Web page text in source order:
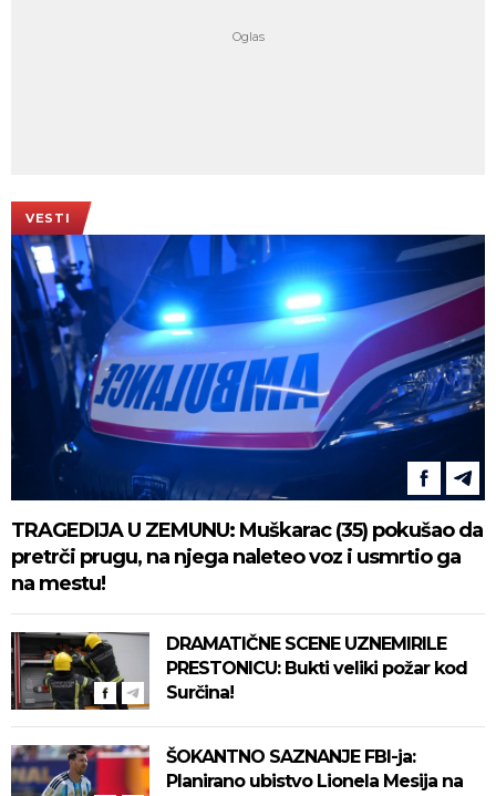
VESTI
TRAGEDIJA U ZEMUNU: Muškarac (35) pokušao da
pretrči prugu, na njega naleteo voz i usmrtio ga
na mestu!
DRAMATIČNE SCENE UZNEMIRILE
PRESTONICU: Bukti veliki požar kod
Surčina!
ŠOKANTNO SAZNANJE FBI-ja:
Planirano ubistvo Lionela Mesija na